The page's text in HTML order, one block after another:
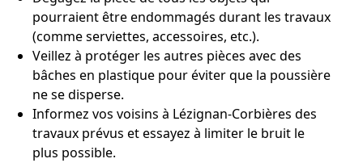
pourraient être endommagés durant les travaux
(comme serviettes, accessoires, etc.).
Veillez à protéger les autres pièces avec des
bâches en plastique pour éviter que la poussière
ne se disperse.
Informez vos voisins à Lézignan-Corbières des
travaux prévus et essayez à limiter le bruit le
plus possible.